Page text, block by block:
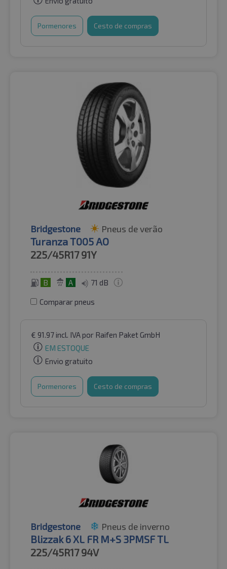
Pormenores Cesto de compras
Bridgestone Pneus de verão
Turanza T005 AO
225/45R17 91Y
B A 71 dB
Comparar pneus
€ 91.97incl. IVApor Raifen Paket GmbH
EM ESTOQUE
Envio gratuito
Pormenores Cesto de compras
Bridgestone Pneus de inverno
Blizzak 6 XL FR M+S 3PMSF TL
225/45R17 94V